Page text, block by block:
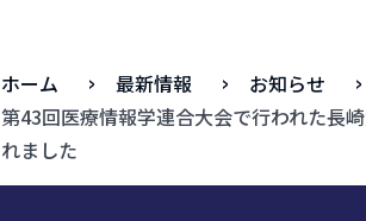
ホーム 最新情報
お知らせ
第43回医療情報学連合大会で行われた長
れました